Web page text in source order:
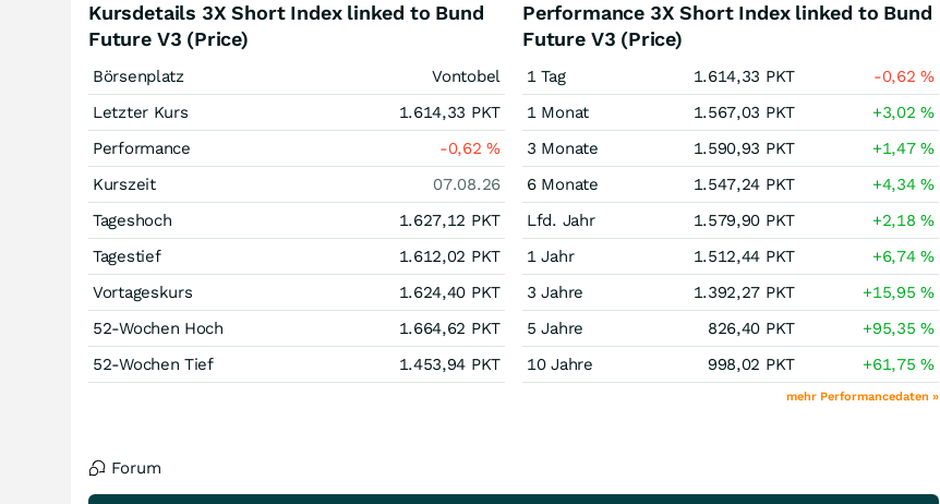
Kursdetails 3X Short Index linked to Bund
Future V3 (Price)
Börsenplatz
Vontobel
Letzter Kurs
1.614,33 PKT
Performance
-0,62%
Kurszeit
07.08.26
Tageshoch
1.627,12 PKT
Tagestief
1.612,02 PKT
Vortageskurs
1.624,40 PKT
52-Wochen Hoch
1.664,62 PKT
52-Wochen Tief
1.453,94 PKT
Performance 3X Short Index linked to Bund
Future V3 (Price)
1 Tag 1.614,33 PKT -0,62%
1 Monat
1.567,03 PKT +3,02%
3 Monate
1.590,93 PKT +1,47%
6 Monate
1.547,24 PKT +4,34%
Lfd. Jahr
1.579,90 PKT +2,18%
1 Jahr
1.512,44 PKT +6,74%
3 Jahre
1.392,27 PKT +15,95%
5 Jahre
826,40 PKT +95,35%
10 Jahre
998,02 PKT +61,75%
mehr Performancedaten »
Forum